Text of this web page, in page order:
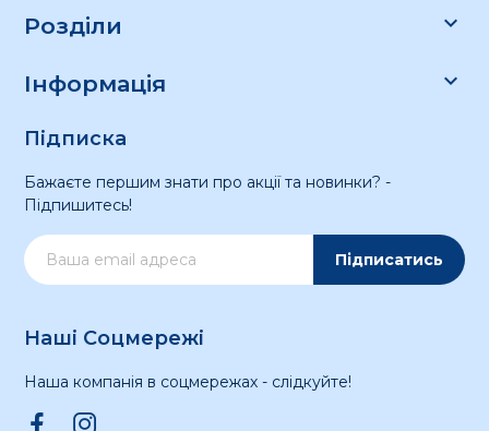
Розділи 
Інформація 
Підписка
Бажаєте першим знати про акції та новинки? -
Підпишитесь!
Підписатись
Наші Соцмережі
Наша компанія в соцмережах - слідкуйте!